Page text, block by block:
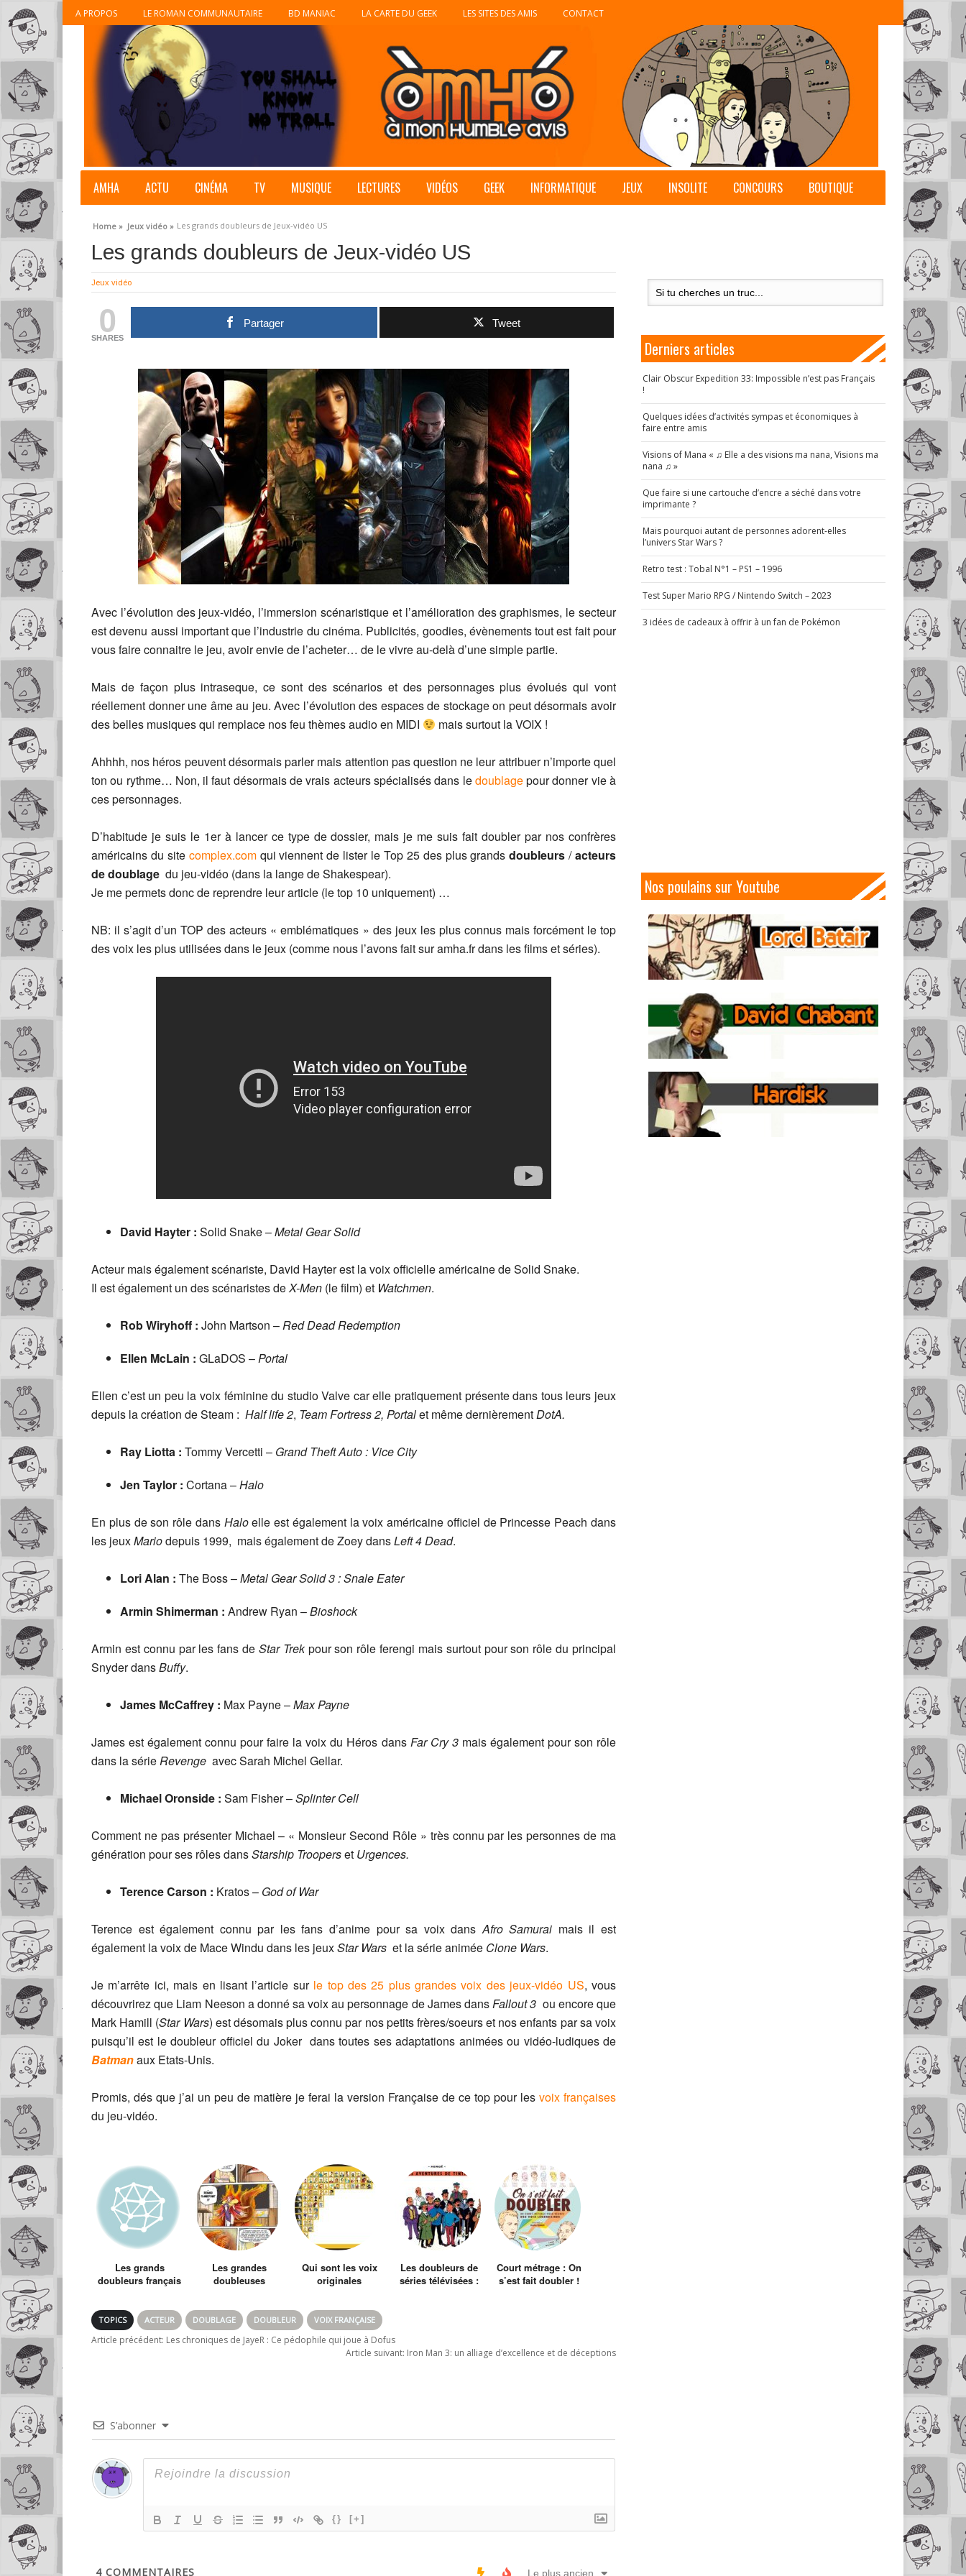
A PROPOS LE ROMAN COMMUNAUTAIRE BD MANIAC LA CARTE DU GEEK LES SITES DES AMIS CONTACT
AMHA ACTU CINÉMA TV MUSIQUE LECTURES VIDÉOS GEEK INFORMATIQUE JEUX INSOLITE CONCOURS BOUTIQUE
Home » Jeux vidéo » Les grands doubleurs de Jeux-vidéo US
Les grands doubleurs de Jeux-vidéo US
Jeux vidéo
0
SHARES
Partager Tweet
Avec l’évolution des jeux-vidéo, l’immersion scénaristique et l’amélioration des graphismes, le secteur
est devenu aussi important que l’industrie du cinéma. Publicités, goodies, évènements tout est fait pour
vous faire connaitre le jeu, avoir envie de l’acheter… de le vivre au-delà d’une simple partie.
Mais de façon plus intraseque, ce sont des scénarios et des personnages plus évolués qui vont
réellement donner une âme au jeu. Avec l’évolution des espaces de stockage on peut désormais avoir
des belles musiques qui remplace nos feu thèmes audio en MIDI
mais surtout la VOIX !
Ahhhh, nos héros peuvent désormais parler mais attention pas question ne leur attribuer n’importe quel
ton ou rythme… Non, il faut désormais de vrais acteurs spécialisés dans ledoublagepour donner vie à
ces personnages.
D’habitude je suis le 1er à lancer ce type de dossier, mais je me suis fait doubler par nos confrères
américains du site complex.comqui viennent de lister le Top 25 des plus grandsdoubleurs /acteurs
de doublage du jeu-vidéo (dans la lange de Shakespear).
Je me permets donc de reprendre leur article (le top 10 uniquement) …
NB: il s’agit d’un TOP des acteurs « emblématiques » des jeux les plus connus mais forcément le top
des voix les plus utilisées dans le jeux (comme nous l’avons fait sur amha.fr dans les films et séries).
David Hayter : Solid Snake –Metal Gear Solid
Acteur mais également scénariste, David Hayter est la voix officielle américaine de Solid Snake.
Il est également un des scénaristes deX-Men (le film) et Watchmen.
Rob Wiryhoff : John Martson –Red Dead Redemption
Ellen McLain : GLaDOS –Portal
Ellen c’est un peu la voix féminine du studio Valve car elle pratiquement présente dans tous leurs jeux
depuis la création de Steam : Half life 2, Team Fortress 2, Portalet même dernièrementDotA.
Ray Liotta : Tommy Vercetti – Grand Theft Auto : Vice City
Jen Taylor : Cortana –Halo
En plus de son rôle dans Haloelle est également la voix américaine officiel de Princesse Peach dans
les jeuxMariodepuis 1999, mais également de Zoey dansLeft 4 Dead.
Lori Alan : The Boss –Metal Gear Solid 3 : Snale Eater
Armin Shimerman : Andrew Ryan –Bioshock
Armin est connu par les fans de Star Trekpour son rôle ferengi mais surtout pour son rôle du principal
Snyder dansBuffy.
James McCaffrey : Max Payne –Max Payne
James est également connu pour faire la voix du Héros dans Far Cry 3 mais également pour son rôle
dans la sérieRevenge avec Sarah Michel Gellar.
Michael Oronside : Sam Fisher –Splinter Cell
Comment ne pas présenter Michael – « Monsieur Second Rôle » très connu par les personnes de ma
génération pour ses rôles dansStarship Trooperset Urgences.
Terence Carson : Kratos – God of War
Terence est également connu par les fans d’anime pour sa voix dansAfro Samurai mais il est
également la voix de Mace Windu dans les jeuxStar Wars et la série animée Clone Wars.
Je m’arrête ici, mais en lisant l’article sur le top des 25 plus grandes voix des jeux-vidéo US, vous
découvrirez que Liam Neeson a donné sa voix au personnage de James dansFallout 3 ou encore que
Mark Hamill (Star Wars) est désomais plus connu par nos petits frères/soeurs et nos enfants par sa voix
puisqu’il est le doubleur officiel du Joker dans toutes ses adaptations animées ou vidéo-ludiques de
Batmanaux Etats-Unis.
Promis, dés que j’ai un peu de matière je ferai la version Française de ce top pour les voix françaises
du jeu-vidéo.
Les grands
doubleurs français
Les grandes
doubleuses
Qui sont les voix
originales
Les doubleurs de
séries télévisées :
Court métrage : On
s’est fait doubler !
TOPICS ACTEUR DOUBLAGE DOUBLEUR VOIX FRANÇAISE
Article précédent: Les chroniques de JayeR : Ce pédophile qui joue à Dofus
Article suivant: Iron Man 3: un alliage d’excellence et de déceptions
S’abonner
{} [+]
4 COMMENTAIRES Le plus ancien
Derniers articles
Clair Obscur Expedition 33: Impossible n’est pas Français
!
Quelques idées d’activités sympas et économiques à
faire entre amis
Visions of Mana « ♫ Elle a des visions ma nana, Visions ma
nana ♫ »
Que faire si une cartouche d’encre a séché dans votre
imprimante ?
Mais pourquoi autant de personnes adorent-elles
l’univers Star Wars ?
Retro test : Tobal N°1 – PS1 – 1996
Test Super Mario RPG / Nintendo Switch – 2023
3 idées de cadeaux à offrir à un fan de Pokémon
Nos poulains sur Youtube